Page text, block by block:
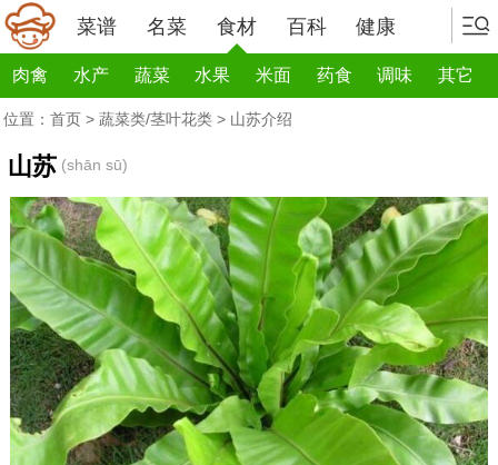
菜谱 名菜 食材 百科 健康
肉禽 水产 蔬菜 水果 米面 药食 调味 其它
位置： 首页 > 蔬菜类/茎叶花类 > 山苏介绍
山苏 (shān sū)